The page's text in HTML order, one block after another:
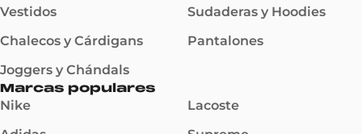
Vestidos
Chalecos y Cárdigans
Joggers y Chándals
Sudaderas y Hoodies
Pantalones
Marcas populares
Nike
Lacoste